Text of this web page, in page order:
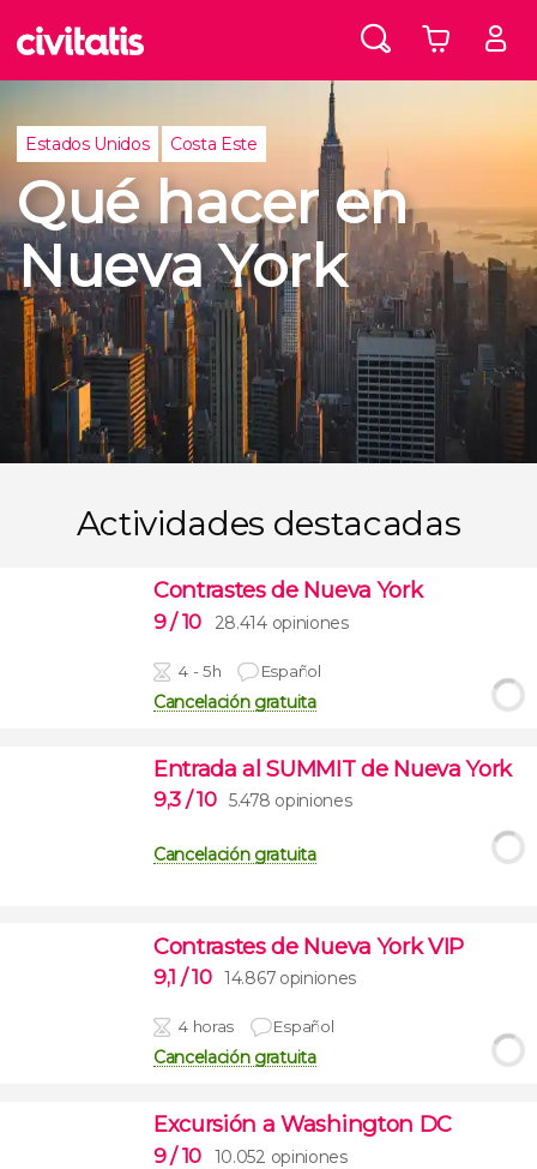
Estados Unidos Costa Este
Qué hacer en
Nueva York
Actividades destacadas
Contrastes de Nueva York
9/ 10 28.414 opiniones
4 - 5h Español
Cancelación gratuita
Entrada al SUMMIT de Nueva York
9,3 / 10 5.478 opiniones
Cancelación gratuita
Contrastes de Nueva York VIP
9,1 / 10 14.867 opiniones
4 horas Español
Cancelación gratuita
Excursión a Washington DC
9/ 10 10.052 opiniones